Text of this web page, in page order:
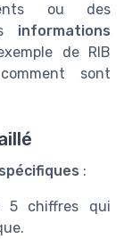
ou des
informations
de RIB
sont
:
5 chiffres qui